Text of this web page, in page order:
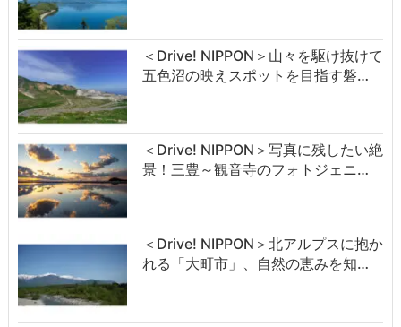
＜Drive! NIPPON＞山々を駆け抜けて
五色沼の映えスポットを目指す磐…
＜Drive! NIPPON＞写真に残したい絶
景！三豊～観音寺のフォトジェニ…
＜Drive! NIPPON＞北アルプスに抱か
れる「大町市」、自然の恵みを知…